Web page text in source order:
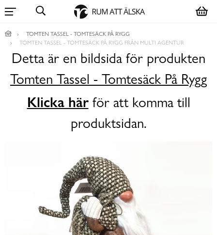
TOMTEN TASSEL - TOMTESÄCK PÅ RYGG
TOMTEN TASSEL - TOMTESÄCK PÅ RYGG FRÅN MULTI AGENTUR
Detta är en bildsida för produkten
Tomten Tassel - Tomtesäck På Rygg
Klicka härför att komma till
produktsidan.